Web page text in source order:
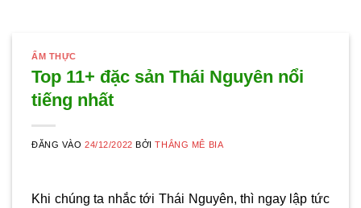
ẨM THỰC
Top 11+ đặc sản Thái Nguyên nổi
tiếng nhất
ĐĂNG VÀO24/12/2022 BỞITHẮNG MÊ BIA
Khi chúng ta nhắc tới Thái Nguyên, thì ngay lập tức